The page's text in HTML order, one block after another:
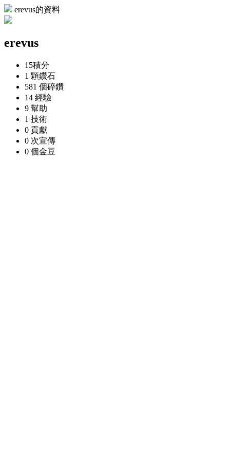
erevus的資料
erevus
15積分
1 顆鑽石
581 個碎鑽
14 經驗
9 幫助
1 技術
0 貢獻
0 次宣傳
0 個金豆